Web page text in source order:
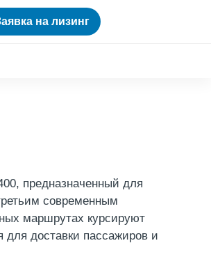
на лизинг
предназначенный для
современным
маршрутах курсируют
для доставки пассажиров и